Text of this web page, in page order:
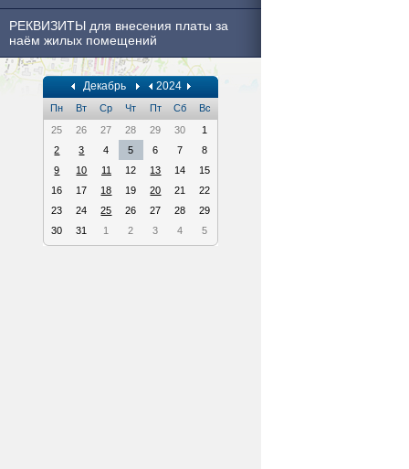
РЕКВИЗИТЫ для внесения платы за
наём жилых помещений
Декабрь 2024
Пн Вт Ср Чт Пт Сб
Вс
25
26 27 28 29 30
1
2
3 4 5 6 7
8
9
10 11 12 13 14
15
16
17 18 19 20 21
22
23
24 25 26 27 28
29
30
31 1 2 3 4 5